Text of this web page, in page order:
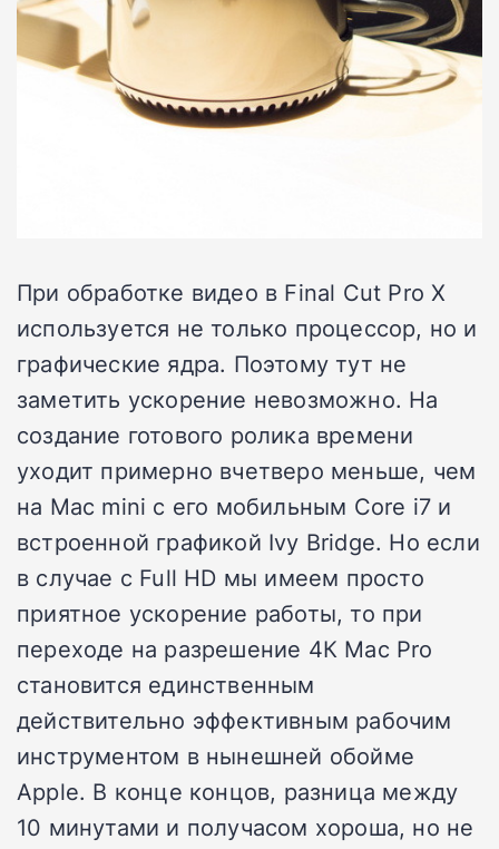
При обработке видео в Final Cut Pro X
используется не только процессор, но и
графические ядра. Поэтому тут не
заметить ускорение невозможно. На
создание готового ролика времени
уходит примерно вчетверо меньше, чем
на Mac mini с его мобильным Core i7 и
встроенной графикой Ivy Bridge. Но если
в случае с Full HD мы имеем просто
приятное ускорение работы, то при
переходе на разрешение 4К Mac Pro
становится единственным
действительно эффективным рабочим
инструментом в нынешней обойме
Apple. В конце концов, разница между
10 минутами и получасом хороша, но не